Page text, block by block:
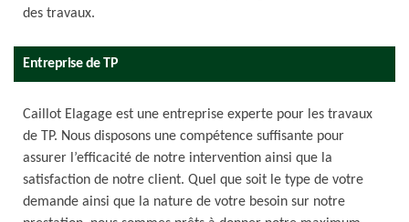
des travaux.
Entreprise de TP
Caillot Elagage est une entreprise experte pour les travaux
de TP. Nous disposons une compétence suffisante pour
assurer l’efficacité de notre intervention ainsi que la
satisfaction de notre client. Quel que soit le type de votre
demande ainsi que la nature de votre besoin sur notre